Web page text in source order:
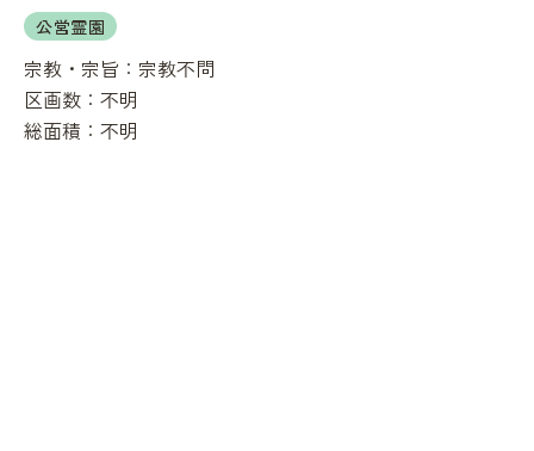
公営霊園
宗教・宗旨： 宗教不問
区画数： 不明
総面積： 不明